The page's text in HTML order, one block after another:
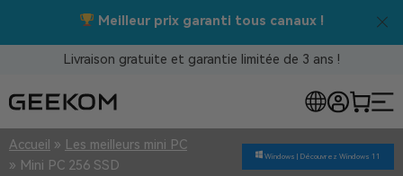
Meilleur prix garanti tous canaux !
Livraison gratuite et garantie limitée de 3 ans !
Accueil » Les meilleurs mini PC
» Mini PC 256 SSD
Windows | Découvrez Windows 11